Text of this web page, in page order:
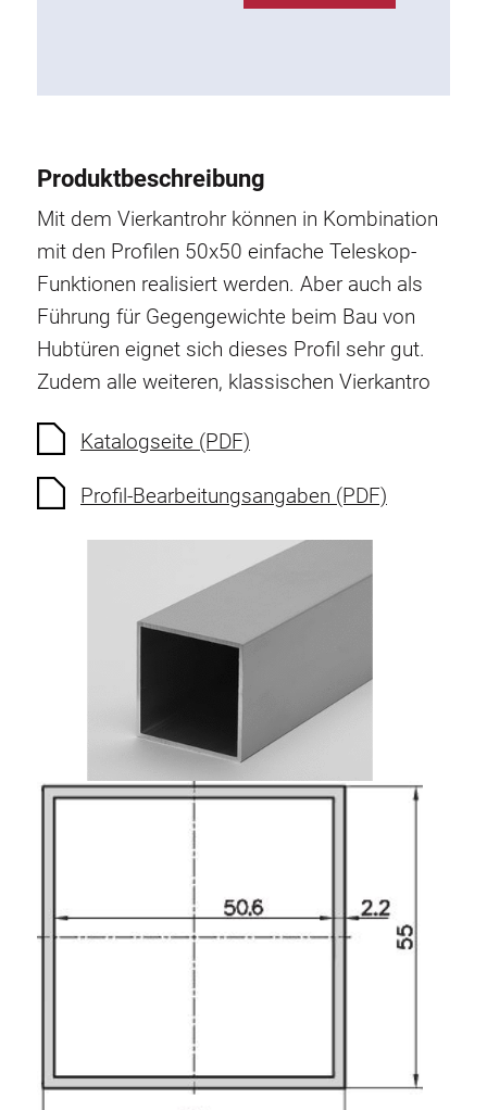
Produktbeschreibung
Mit dem Vierkantrohr können in Kombination
mit den Profilen 50x50 einfache Teleskop-
Funktionen realisiert werden. Aber auch als
Führung für Gegengewichte beim Bau von
Hubtüren eignet sich dieses Profil sehr gut.
Zudem alle weiteren, klassischen Vierkantro
Katalogseite (PDF)
Profil-Bearbeitungsangaben (PDF)